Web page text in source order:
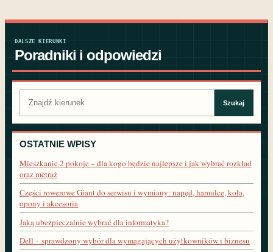
DALSZE KIERUNKI
Poradniki i odpowiedzi
Szukaj:
Szukaj
OSTATNIE WPISY
Mieszkanie 2 pokoje – dla kogo będzie najlepsze i jak wybrać rozkład
oraz metraż
Części rowerowe Giant do serwisu i wymiany: napęd, hamulce, koła,
opony i akcesoria
Jaką ubezpieczalnie wybrać dla informatyka?
Dell – sprawdzony wybór dla wymagających użytkowników i biznesu